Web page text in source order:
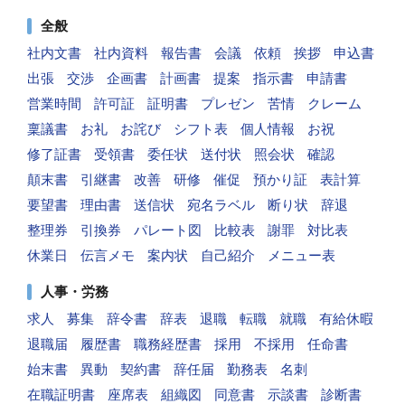
全般
社内文書
社内資料 報告書 会議 依頼 挨拶
申込書
出張
交渉 企画書 計画書 提案 指示書
申請書
営業時間
許可証 証明書 プレゼン 苦情
クレーム
稟議書
お礼 お詫び シフト表 個人情報
お祝
修了証書
受領書 委任状 送付状 照会状
確認
顛末書
引継書 改善 研修 催促 預かり証
表計算
要望書
理由書 送信状 宛名ラベル 断り状
辞退
整理券
引換券 パレート図 比較表 謝罪
対比表
休業日
伝言メモ 案内状 自己紹介 メニュー表
人事・労務
求人
募集 辞令書 辞表 退職 転職 就職
有給休暇
退職届
履歴書 職務経歴書 採用 不採用
任命書
始末書
異動 契約書 辞任届 勤務表
名刺
在職証明書
座席表 組織図 同意書 示談書
診断書